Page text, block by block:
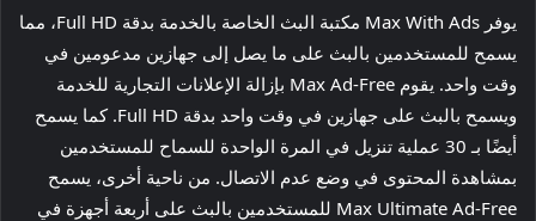
يوفر Max With Ads مكتبة البث الخاصة بالخدمة بدقة Full HD، مما
يسمح للمستخدمين بالبث على ما يصل إلى جهازين مدعومين في
وقت واحد. يقوم Max Ad-Free بإزالة الإعلانات التجارية للخدمة
ويسمح بالبث على جهازين في وقت واحد بدقة Full HD. كما يسمح
أيضًا بـ 30 عملية تنزيل في المرة الواحدة للسماح للمستخدمين
بمشاهدة المحتوى في وضع عدم الاتصال. من ناحية أخرى، يسمح
Max Ultimate Ad-Free للمستخدمين بالبث على أربعة أجهزة في